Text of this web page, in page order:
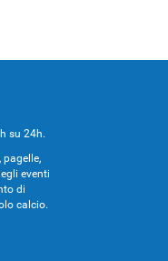
su 24h.
eventi
di
calcio.